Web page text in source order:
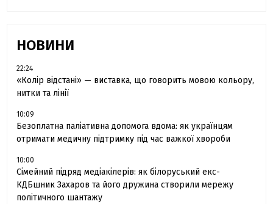
НОВИНИ
22:24
«Колір відстані» — виставка, що говорить мовою кольору,
нитки та лінії
10:09
Безоплатна паліативна допомога вдома: як українцям
отримати медичну підтримку під час важкої хвороби
10:00
Сімейний підряд медіакілерів: як білоруський екс-
КДБшник Захаров та його дружина створили мережу
політичного шантажу